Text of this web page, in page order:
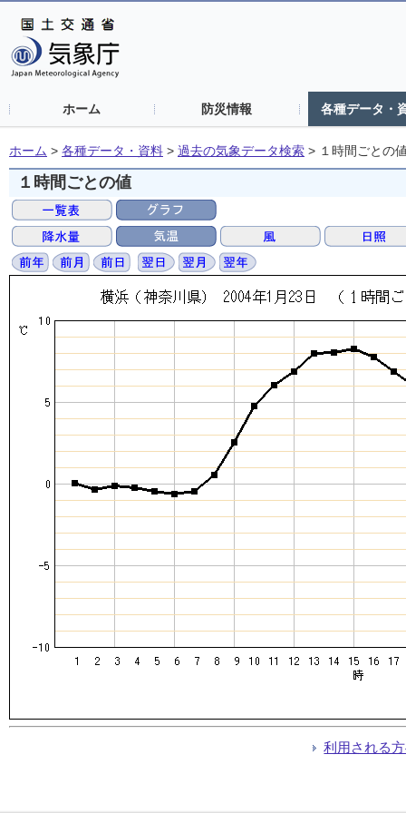
ホーム 防災情報 各種データ・
ホーム > 各種データ・資料 > 過去の気象データ検索 > １時間ごとの
１時間ごとの値
利用される